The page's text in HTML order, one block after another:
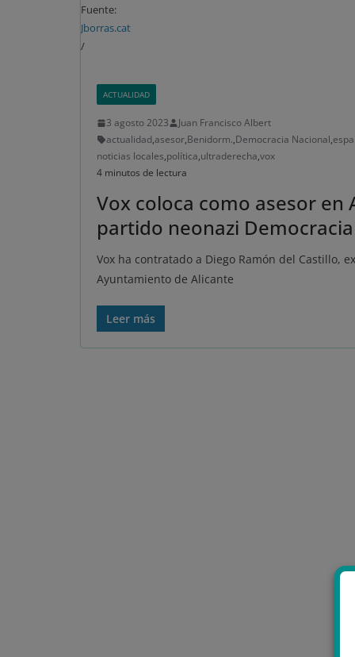
Fuente:
Jborras.cat
/
ACTUALIDAD
3 agosto 2023
Juan Francisco Albert
actualidad,asesor,Benidorm.,Democracia Nacional,
noticias locales,política,ultraderecha,vox
4 minutos de lectura
Vox coloca como asesor
partido neonazi
Vox ha contratado a Diego Ramón del Castillo,
Ayuntamiento de Alicante
Leer más